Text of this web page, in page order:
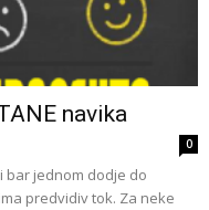
navika
0
bar jednom dodje do
predvidiv tok. Za neke